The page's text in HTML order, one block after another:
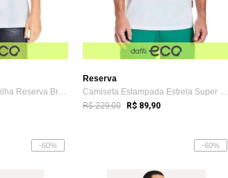
Camiseta Conexão Filha Reserva Branco
Reserva
Camiseta Estampada Estrela Super Campea ...
R$ 229,00 R$ 89,90
-60% -60%